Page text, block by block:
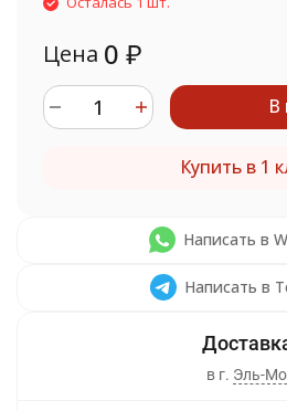
Цена 0 ₽
В
Купить в 1
Написать в
Написать в
в г. Эль-